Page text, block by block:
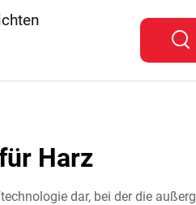
Harz
dar, bei der die